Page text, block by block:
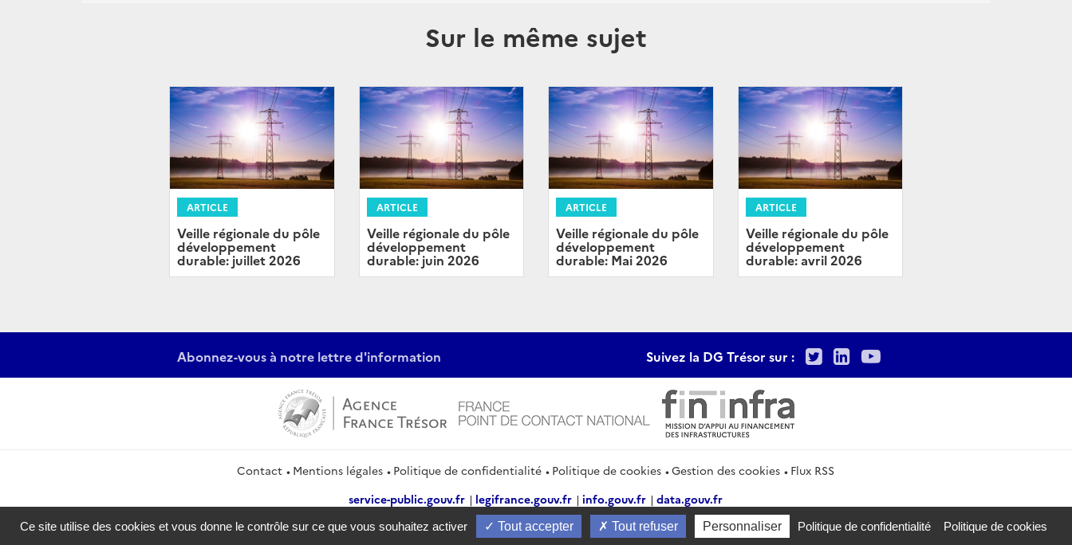
Sur le même sujet
ARTICLE
Veille régionale du pôle
développement
durable: juillet 2026
ARTICLE
Veille régionale du pôle
développement
durable: juin 2026
ARTICLE
Veille régionale du pôle
développement
durable: Mai 2026
ARTICLE
Veille régionale du pôle
développement
durable: avril 2026
Abonnez-vous à notre lettre d'information Suivez la DG Trésor sur : TwitterLinkedIn
Youtube
Contact Mentions légales Politique de confidentialité Politique de cookies Gestion des cookies
Flux RSS
service-public.gouv.fr
legifrance.gouv.fr info.gouv.fr
data.gouv.fr
2026 Direction générale du Trésor
Ce site utilise des cookies et vous donne le contrôle sur ce que vous souhaitez activer Tout accepter Tout refuser Personnaliser Politique de confidentialité Politique de cookies